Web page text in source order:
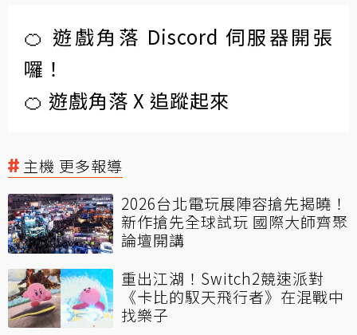
🍊 遊戲角落 Discord 伺服器開張
囉！
🍊 遊戲角落 X 追蹤起來
主機 更多報導
2026台北電玩展陣容搶先揭曉！
新作搶先全球試玩 國際大師齊聚
論壇開講
重出江湖！Switch2競速派對
《卡比的馭天飛行者》在混戰中
找樂子